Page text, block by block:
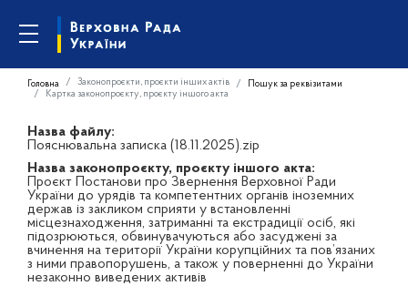
Головна Законопроєкти, проєкти інших актів
Пошук за реквізитами
Картка законопроєкту, проєкту іншого акта
Назва файлу:
Пояснювальна записка (18.11.2025).zip
Назва законопроєкту, проєкту іншого акта:
Проєкт Постанови про Звернення Верховної Ради
України до урядів та компетентних органів іноземних
держав із закликом сприяти у встановленні
місцезнаходження, затриманні та екстрадиції осіб, які
підозрюються, обвинувачуються або засуджені за
вчинення на території України корупційних та пов’язаних
з ними правопорушень, а також у поверненні до України
незаконно виведених активів